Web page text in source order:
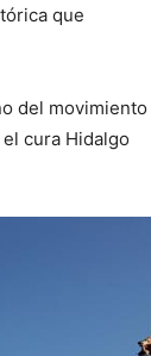
que
del movimiento
cura Hidalgo